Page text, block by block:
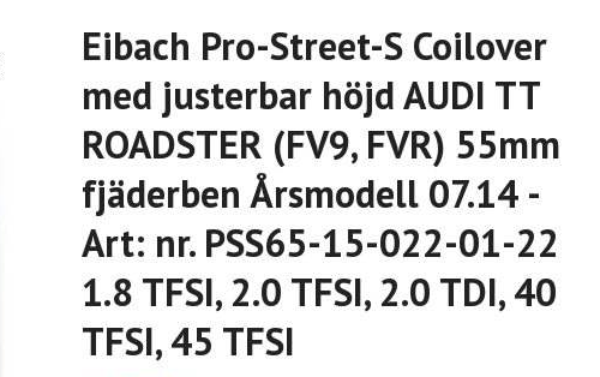
Eibach Pro-Street-S Coilover
med justerbar höjd AUDI TT
ROADSTER (FV9, FVR) 55mm
fjäderben Årsmodell 07.14 -
Art: nr. PSS65-15-022-01-22
1.8 TFSI, 2.0 TFSI, 2.0 TDI, 40
TFSI, 45 TFSI